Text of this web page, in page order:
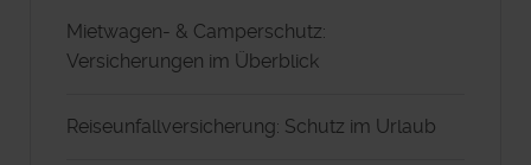
Mietwagen- & Camperschutz:
Versicherungen im Überblick
Reiseunfallversicherung: Schutz im Urlaub